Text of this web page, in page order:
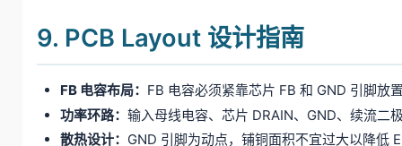
9. PCB Layout 设计指南
FB 电容布局： FB 电容必须紧靠芯片 FB 和 GND 引脚放
功率环路： 输入母线电容、芯片 DRAIN、GND、续流二
散热设计： GND 引脚为动点，铺铜面积不宜过大以降低